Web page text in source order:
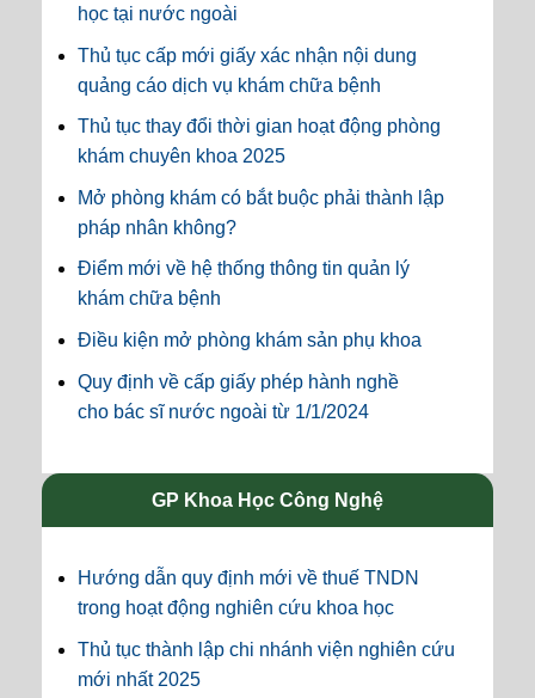
học tại nước ngoài
Thủ tục cấp mới giấy xác nhận nội dung
quảng cáo dịch vụ khám chữa bệnh
Thủ tục thay đổi thời gian hoạt động phòng
khám chuyên khoa 2025
Mở phòng khám có bắt buộc phải thành lập
pháp nhân không?
Điểm mới về hệ thống thông tin quản lý
khám chữa bệnh
Điều kiện mở phòng khám sản phụ khoa
Quy định về cấp giấy phép hành nghề
cho bác sĩ nước ngoài từ 1/1/2024
GP Khoa Học Công Nghệ
Hướng dẫn quy định mới về thuế TNDN
trong hoạt động nghiên cứu khoa học
Thủ tục thành lập chi nhánh viện nghiên cứu
mới nhất 2025